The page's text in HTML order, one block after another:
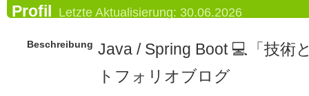
Profil Letzte Aktualisierung: 30.06.2026
Beschreibung Java / Spring Boot 💻「技術
トフォリオブログ